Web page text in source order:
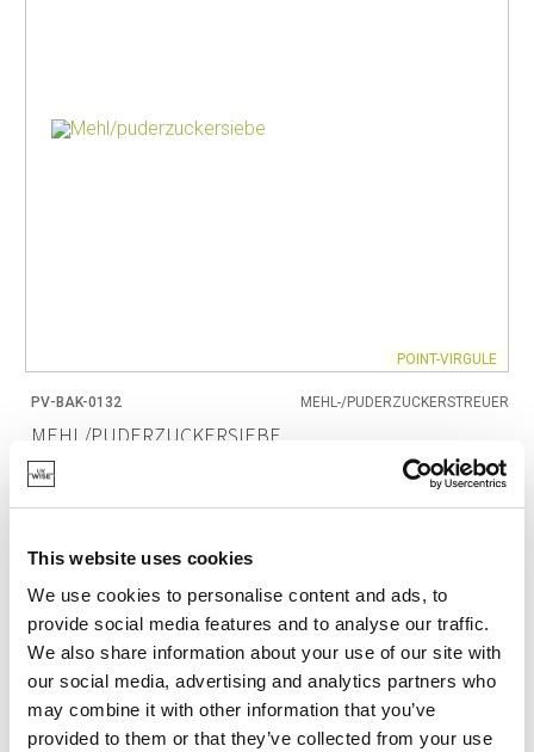
This website uses cookies
We use cookies to personalise content and ads, to
provide social media features and to analyse our traffic.
We also share information about your use of our site with
our social media, advertising and analytics partners who
may combine it with other information that you’ve
provided to them or that they’ve collected from your use
POINT-VIRGULE
PV-BAK-0132 MEHL-/PUDERZUCKERSTREUER
MEHL/PUDERZUCKERSIEBE
10,50 €
VORRÄTIG
EIGENE MARKE